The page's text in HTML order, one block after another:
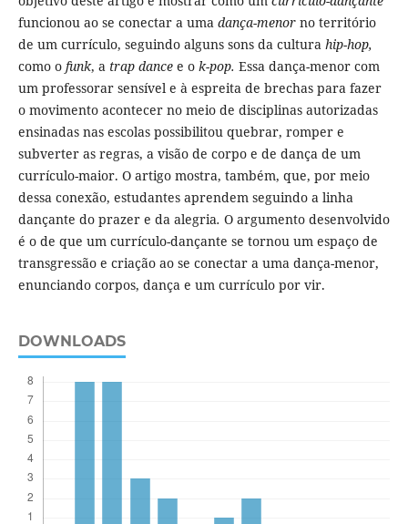
funcionou ao se conectar a uma dança-menor no território
de um currículo, seguindo alguns sons da cultura hip-hop,
como o funk, a trap dancee o k-pop. Essa dança-menor com
um professorar sensível e à espreita de brechas para fazer
o movimento acontecer no meio de disciplinas autorizadas
ensinadas nas escolas possibilitou quebrar, romper e
subverter as regras, a visão de corpo e de dança de um
currículo-maior. O artigo mostra, também, que, por meio
dessa conexão, estudantes aprendem seguindo a linha
dançante do prazer e da alegria. O argumento desenvolvido
é o de que um currículo-dançante se tornou um espaço de
transgressão e criação ao se conectar a uma dança-menor,
enunciando corpos, dança e um currículo por vir.
DOWNLOADS